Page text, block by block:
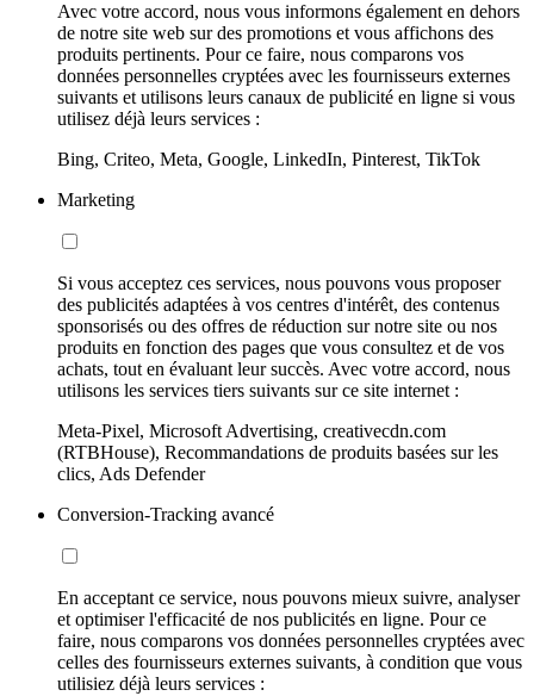
Avec votre accord, nous vous informons également en dehors
de notre site web sur des promotions et vous affichons des
produits pertinents. Pour ce faire, nous comparons vos
données personnelles cryptées avec les fournisseurs externes
suivants et utilisons leurs canaux de publicité en ligne si vous
utilisez déjà leurs services :
Bing, Criteo, Meta, Google, LinkedIn, Pinterest, TikTok
Marketing
Si vous acceptez ces services, nous pouvons vous proposer
des publicités adaptées à vos centres d'intérêt, des contenus
sponsorisés ou des offres de réduction sur notre site ou nos
produits en fonction des pages que vous consultez et de vos
achats, tout en évaluant leur succès. Avec votre accord, nous
utilisons les services tiers suivants sur ce site internet :
Meta-Pixel, Microsoft Advertising, creativecdn.com
(RTBHouse), Recommandations de produits basées sur les
clics, Ads Defender
Conversion-Tracking avancé
En acceptant ce service, nous pouvons mieux suivre, analyser
et optimiser l'efficacité de nos publicités en ligne. Pour ce
faire, nous comparons vos données personnelles cryptées avec
celles des fournisseurs externes suivants, à condition que vous
utilisiez déjà leurs services :